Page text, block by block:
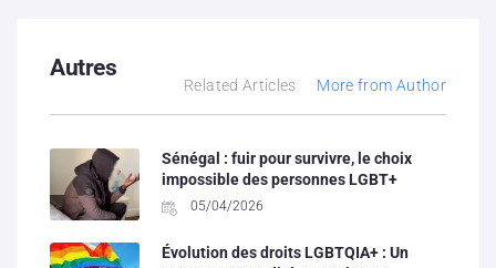
Autres
Related Articles More from Author
Sénégal : fuir pour survivre, le choix
impossible des personnes LGBT+
05/04/2026
Évolution des droits LGBTQIA+ : Un